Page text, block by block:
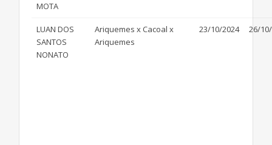
MOTA
LUAN DOS
SANTOS
NONATO
Ariquemes x Cacoal x
Ariquemes
23/10/2024 26/